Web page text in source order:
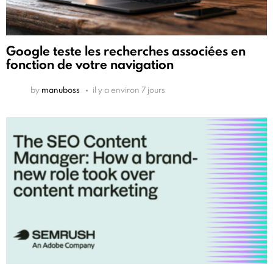
Google teste les recherches associées en
fonction de votre navigation
by manuboss il y a environ 7 jours